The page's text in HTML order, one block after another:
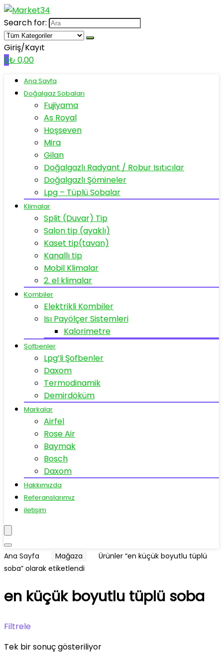
Search for:
Giriş/Kayıt
0₺ 0,00
Ana Sayfa
Doğalgaz Sobaları
Fujiyama
As Royal
Hoşseven
Mira
Gilan
Doğalgazlı Radyant / Robur Isıtıcılar
Doğalgazlı Şömineler
Lpg – Tüplü Sobalar
Klimalar
Split (Duvar) Tip
Salon tip (ayaklı)
Kaset tip(tavan)
Kanallı tip
Mobil Klimalar
2. el klimalar
Kombiler
Elektrikli Kombiler
Isı Payölçer Sistemleri
Kalorimetre
Şofbenler
Lpg’li Şofbenler
Daxom
Termodinamik
Demirdöküm
Markalar
Airfel
Rose Air
Baymak
Bosch
Daxom
Hakkımızda
Referanslarımız
iletişim
Ana Sayfa Mağaza
Ürünler “en küçük boyutlu tüplü
soba” olarak etiketlendi
en küçük boyutlu tüplü soba
Filtrele
Tek bir sonuç gösteriliyor